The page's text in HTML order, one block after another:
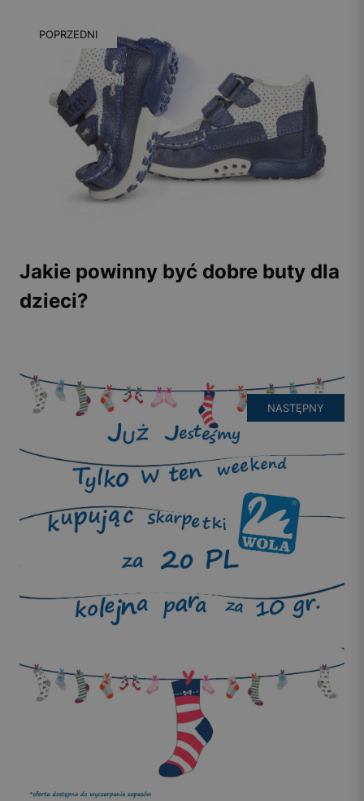
POPRZEDNI
Jakie powinny być dobre buty dla
dzieci?
NASTĘPNY